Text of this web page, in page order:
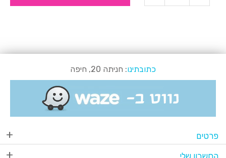
כתובתינו: חניתה 20, חיפה
פרטים